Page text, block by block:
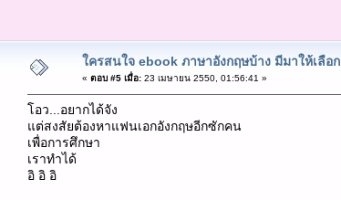
ใครสนใจ ebook ภาษาอังกฤษบ้าง มีมาให้เลือก
« ตอบ #5 เมื่อ:23 เมษายน 2550, 01:56:41 »
โอว...อยากได้จัง
แต่สงสัยต้องหาแฟนเอกอังกฤษอีกซักคน
เพื่อการศึกษา
เราทำได้
อิ อิ อิ